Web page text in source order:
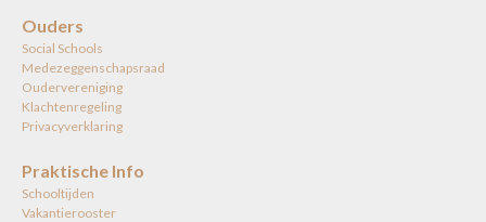
Ouders
Social Schools
Medezeggenschapsraad
Oudervereniging
Klachtenregeling
Privacyverklaring
Praktische Info
Schooltijden
Vakantierooster